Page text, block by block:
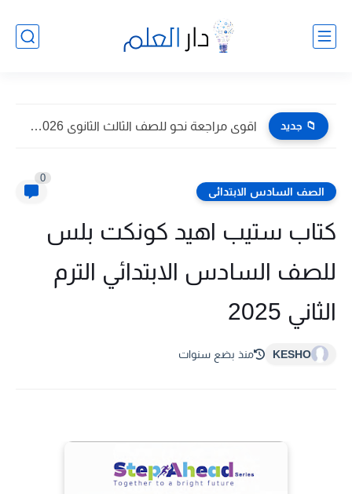
📁 جديد اقوى مراجعة نحو للصف الثالث الثانوى 2026 pdf اعداد توجيه...
الصف السادس الابتدائى
0
كتاب ستيب اهيد كونكت بلس
للصف السادس الابتدائي الترم
الثاني 2025
KESHO منذ بضع سنوات